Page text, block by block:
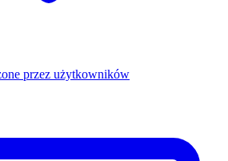
przez użytkowników